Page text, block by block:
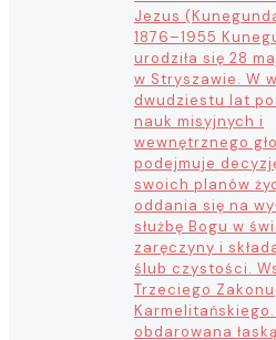
Jezus
1876–1955
urodziła się 28
w Stryszawie. W
dwudziestu lat
nauk misyjnych i
wewnętrznego
podejmuje
swoich planów
oddania się na
służbę Bogu w
zaręczyny i
ślub czystości.
Trzeciego Zakonu
obdarowana